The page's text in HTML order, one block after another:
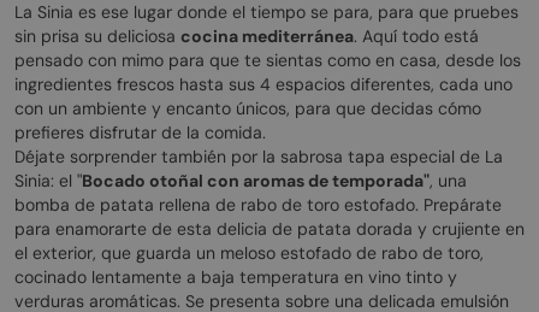
La Sinia es ese lugar donde el tiempo se para, para que pruebes
sin prisa su deliciosa cocina mediterránea. Aquí todo está
pensado con mimo para que te sientas como en casa, desde los
ingredientes frescos hasta sus 4 espacios diferentes, cada uno
con un ambiente y encanto únicos, para que decidas cómo
prefieres disfrutar de la comida.
Déjate sorprender también por la sabrosa tapa especial de La
Sinia: el "Bocado otoñal con aromas de temporada", una
bomba de patata rellena de rabo de toro estofado. Prepárate
para enamorarte de esta delicia de patata dorada y crujiente en
el exterior, que guarda un meloso estofado de rabo de toro,
cocinado lentamente a baja temperatura en vino tinto y
verduras aromáticas. Se presenta sobre una delicada emulsión